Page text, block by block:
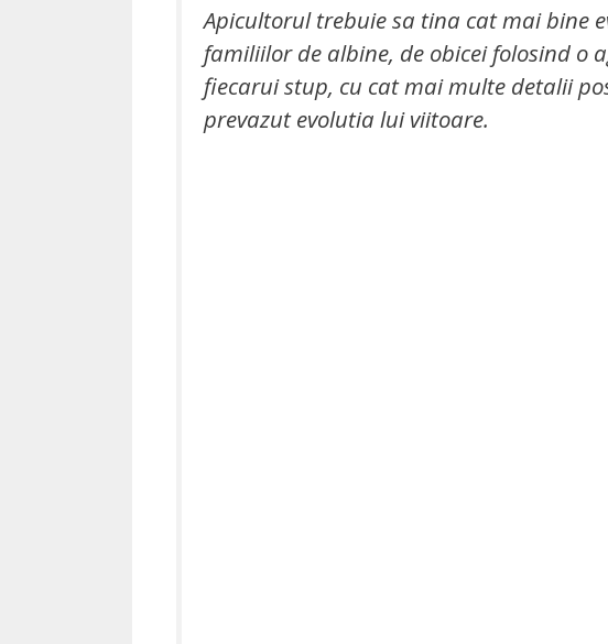
Apicultorul trebuie sa tina cat mai bine
familiilor de albine, de obicei folosind o
fiecarui stup, cu cat mai multe detalii
prevazut evolutia lui viitoare.